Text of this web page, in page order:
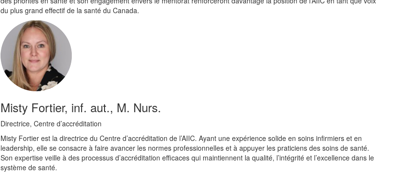
du plus grand effectif de la santé du Canada.
Misty Fortier, inf. aut., M. Nurs.
Directrice, Centre d’accréditation
Misty Fortier est la directrice du Centre d’accréditation de l’AIIC. Ayant une expérience solide en soins infirmiers et en
leadership, elle se consacre à faire avancer les normes professionnelles et à appuyer les praticiens des soins de santé.
Son expertise veille à des processus d’accréditation efficaces qui maintiennent la qualité, l’intégrité et l’excellence dans le
système de santé.